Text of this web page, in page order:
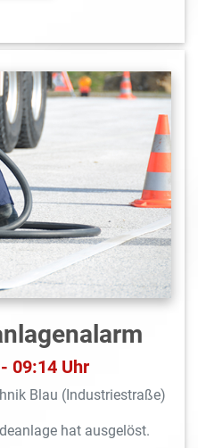
09:14 Uhr
Blau (Industriestraße)
hat ausgelöst.